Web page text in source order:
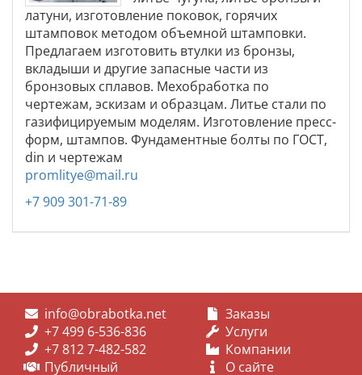
латуни, изготовление поковок, горячих
штамповок методом объемной штамповки.
Предлагаем изготовить втулки из бронзы,
вкладыши и другие запасные части из
бронзовых сплавов. Мехобработка по
чертежам, эскизам и образцам. Литье стали по
газифицируемым моделям. Изготовление пресс-
форм, штампов. Фундаментные болты по ГОСТ,
din и чертежам
promlitye@mail.ru
+7 909 301-71-89
info@obrabotka.net
+7 499 6-536-836
+7 812 7-482-582
Публичный
Заказы
Услуги
Компании
О сайте